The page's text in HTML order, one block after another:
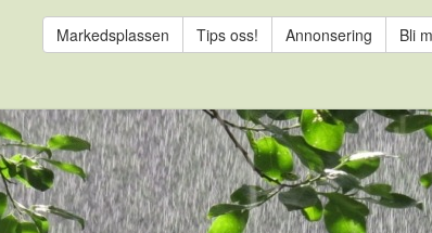
Markedsplassen Tips oss! Annonsering Bli